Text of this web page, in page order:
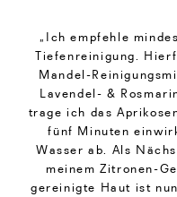
„Ich empfehle
Tiefenreinigung.
Mandel-
Lavendel- &
trage ich das
fünf Minuten
Wasser ab. Als
meinem Zitronen-
gereinigte Haut ist